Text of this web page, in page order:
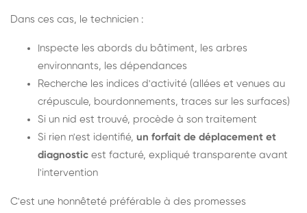
Dans ces cas, le technicien :
Inspecte les abords du bâtiment, les arbres
environnants, les dépendances
Recherche les indices d'activité (allées et venues au
crépuscule, bourdonnements, traces sur les surfaces)
Si un nid est trouvé, procède à son traitement
Si rien n'est identifié, un forfait de déplacement et
diagnostic est facturé, expliqué transparente avant
l'intervention
C'est une honnêteté préférable à des promesses